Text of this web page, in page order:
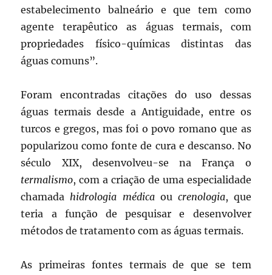
estabelecimento balneário e que tem como
agente terapêutico as águas termais, com
propriedades físico-químicas distintas das
águas comuns”.
Foram encontradas citações do uso dessas
águas termais desde a Antiguidade, entre os
turcos e gregos, mas foi o povo romano que as
popularizou como fonte de cura e descanso. No
século XIX, desenvolveu-se na França o
termalismo, com a criação de uma especialidade
chamadahidrologia médicaou crenologia, que
teria a função de pesquisar e desenvolver
métodos de tratamento com as águas termais.
As primeiras fontes termais de que se tem